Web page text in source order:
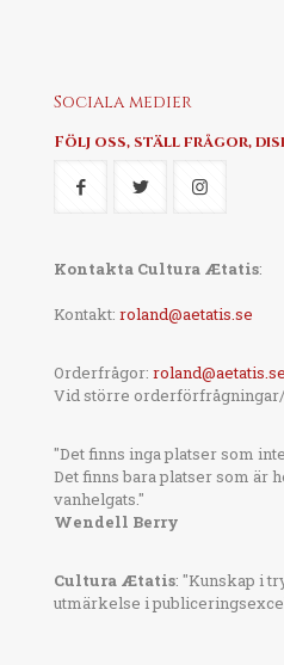
Sociala medier
Följ oss, ställ frågor,
Kontakta Cultura Ætatis:
Kontakt: roland@aetatis.se
Orderfrågor: roland@aetatis.se
Vid större
"Det finns inga platser som
Det finns bara platser som är
vanhelgats."
Wendell Berry
Cultura Ætatis: "Kunskap i
utmärkelse i